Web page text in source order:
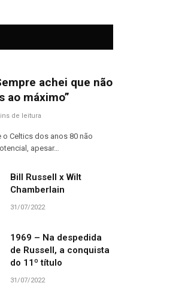
achei que não
ao máximo”
de leitura
o Celtics dos anos 80 não
apesar…
Bill Russell x Wilt
Chamberlain
31/07/2022
1969 – Na despedida
de Russell, a conquista
do 11º título
31/07/2022